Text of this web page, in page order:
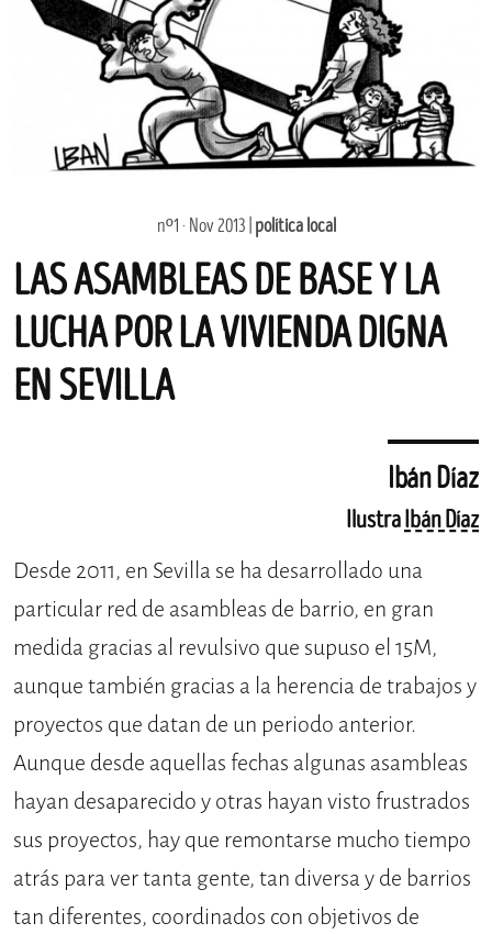
nº1 · Nov 2013 | política local
LAS ASAMBLEAS DE BASE Y LA
LUCHA POR LA VIVIENDA DIGNA
EN SEVILLA
Ibán Díaz
IlustraIbán Díaz
Desde 2011, en Sevilla se ha desarrollado una
particular red de asambleas de barrio, en gran
medida gracias al revulsivo que supuso el 15M,
aunque también gracias a la herencia de trabajos y
proyectos que datan de un periodo anterior.
Aunque desde aquellas fechas algunas asambleas
hayan desaparecido y otras hayan visto frustrados
sus proyectos, hay que remontarse mucho tiempo
atrás para ver tanta gente, tan diversa y de barrios
tan diferentes, coordinados con objetivos de